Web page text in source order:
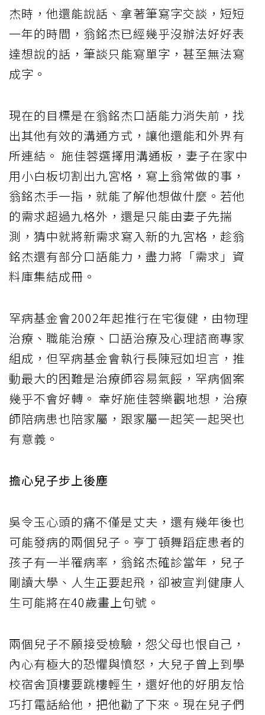
杰時，他還能說話、拿著筆寫字交談，短短
一年的時間，翁銘杰已經幾乎沒辦法好好表
達想說的話，筆談只能寫單字，甚至無法寫
成字。
現在的目標是在翁銘杰口語能力消失前，找
出其他有效的溝通方式，讓他還能和外界有
所連結。 施佳蓉選擇用溝通板，妻子在家中
用小白板切割出九宮格，寫上翁常做的事，
翁銘杰手一指，就能了解他想做什麼。若他
的需求超過九格外，還是只能由妻子先揣
測，猜中就將新需求寫入新的九宮格，趁翁
銘杰還有部分口語能力，盡力將「需求」資
料庫集結成冊。
罕病基金會2002年起推行在宅復健，由物理
治療、職能治療、口語治療及心理諮商專家
組成，但罕病基金會執行長陳冠如坦言，推
動最大的困難是治療師容易氣餒，罕病個案
幾乎不會好轉。 幸好施佳蓉樂觀地想，治療
師陪病患也陪家屬，跟家屬一起笑一起哭也
有意義。
擔心兒子步上後塵
吳令玉心頭的痛不僅是丈夫，還有幾年後也
可能發病的兩個兒子。亨丁頓舞蹈症患者的
孩子有一半罹病率，翁銘杰確診當年，兒子
剛讀大學、人生正要起飛，卻被宣判健康人
生可能將在40歲畫上句號。
兩個兒子不願接受檢驗，怨父母也恨自己，
內心有極大的恐懼與憤怒，大兒子曾上到學
校宿舍頂樓要跳樓輕生，還好他的好朋友恰
巧打電話給他，把他勸了下來。現在兒子們